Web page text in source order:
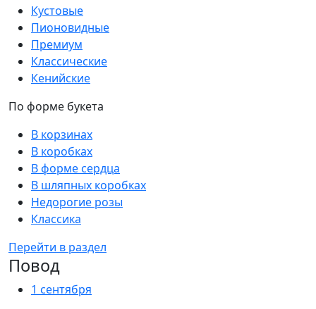
Кустовые
Пионовидные
Премиум
Классические
Кенийские
По форме букета
В корзинах
В коробках
В форме сердца
В шляпных коробках
Недорогие розы
Классика
Перейти в раздел
Повод
1 сентября